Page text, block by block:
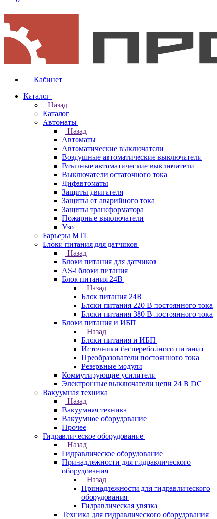
Кабинет
Каталог
Назад
Каталог
Автоматы
Назад
Автоматы
Автоматические выключатели
Воздушные автоматические выключатели
Втычные автоматические выключатели
Выключатели остаточного тока
Дифавтоматы
Защиты двигателя
Защиты от аварийного тока
Защиты трансформатора
Пожарные выключатели
Узо
Барьеры MTL
Блоки питания для датчиков
Назад
Блоки питания для датчиков
AS-i блоки питания
Блок питания 24В
Назад
Блок питания 24В
Блоки питания 220 В постоянного тока
Блоки питания 380 В постоянного тока
Блоки питания и ИБП
Назад
Блоки питания и ИБП
Источники бесперебойного питания
Преобразователи постоянного тока
Резервные модули
Коммутирующие усилители
Электронные выключатели цепи 24 В DC
Вакуумная техника
Назад
Вакуумная техника
Вакуумное оборудование
Прочее
Гидравлическое оборудование
Назад
Гидравлическое оборудование
Принадлежности для гидравлического
оборудования
Назад
Принадлежности для гидравлического
оборудования
Гидравлическая увязка
Техника для гидравлического оборудования